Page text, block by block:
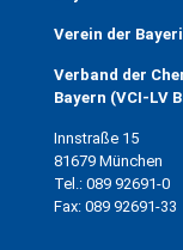
Verein der
Verband der
Bayern (VCI-LV
Innstraße 15
81679 München
Tel.: 089 92691-0
Fax: 089 92691-33